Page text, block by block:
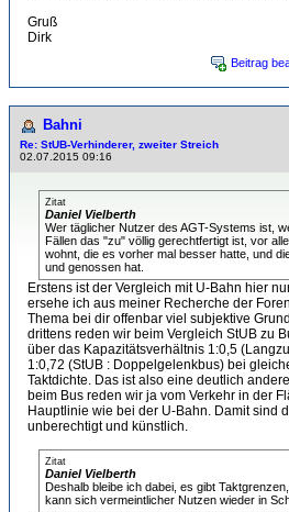
Gruß
Dirk
Beitrag
Bahni
Re: StUB-Verhinderer, zweiter Streich
02.07.2015 09:16
Zitat
Daniel Vielberth
Wer täglicher Nutzer des AGT-Systems ist,
Fällen das "zu" völlig gerechtfertigt ist, vor
wohnt, die es vorher mal besser hatte, und
und genossen hat.
Erstens ist der Vergleich mit U-Bahn hier
ersehe ich aus meiner Recherche der
Thema bei dir offenbar viel subjektive
drittens reden wir beim Vergleich StUB zu
über das Kapazitätsverhältnis 1:0,5
1:0,72 (StUB : Doppelgelenkbus) bei
Taktdichte. Das ist also eine deutlich
beim Bus reden wir ja vom Verkehr in der
Hauptlinie wie bei der U-Bahn. Damit sind
unberechtigt und künstlich.
Zitat
Daniel Vielberth
Deshalb bleibe ich dabei, es gibt
kann sich vermeintlicher Nutzen wieder in